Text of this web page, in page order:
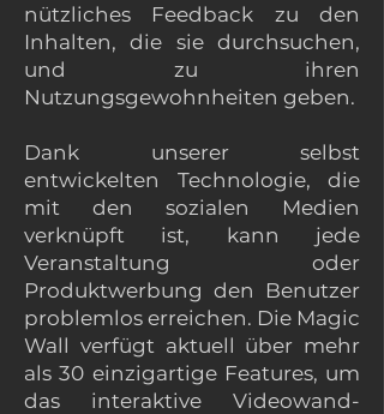
nützliches Feedback zu den
Inhalten, die sie durchsuchen,
und zu ihren
Nutzungsgewohnheiten geben.
Dank unserer selbst
entwickelten Technologie, die
mit den sozialen Medien
verknüpft ist, kann jede
Veranstaltung oder
Produktwerbung den Benutzer
problemlos erreichen. Die Magic
Wall verfügt aktuell über mehr
als 30 einzigartige Features, um
das interaktive Videowand-